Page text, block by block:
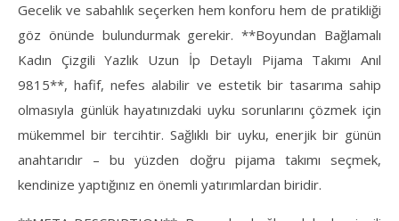
Gecelik ve sabahlık seçerken hem konforu hem de pratikliği
göz önünde bulundurmak gerekir. **Boyundan Bağlamalı
Kadın Çizgili Yazlık Uzun İp Detaylı Pijama Takımı Anıl
9815**, hafif, nefes alabilir ve estetik bir tasarıma sahip
olmasıyla günlük hayatınızdaki uyku sorunlarını çözmek için
mükemmel bir tercihtir. Sağlıklı bir uyku, enerjik bir günün
anahtarıdır – bu yüzden doğru pijama takımı seçmek,
kendinize yaptığınız en önemli yatırımlardan biridir.